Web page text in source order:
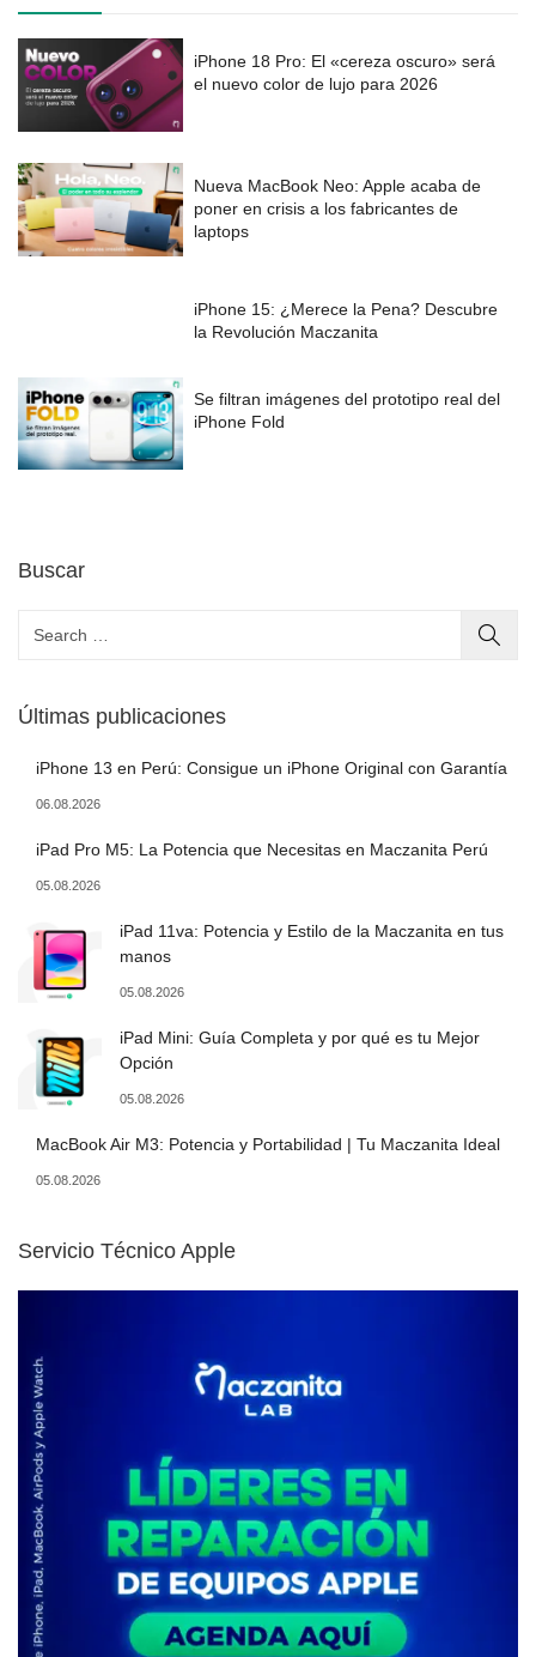
iPhone 18 Pro: El «cereza oscuro» será
el nuevo color de lujo para 2026
Nueva MacBook Neo: Apple acaba de
poner en crisis a los fabricantes de
laptops
iPhone 15: ¿Merece la Pena? Descubre
la Revolución Maczanita
Se filtran imágenes del prototipo real del
iPhone Fold
Buscar
Últimas publicaciones
iPhone 13 en Perú: Consigue un iPhone Original con Garantía
06.08.2026
iPad Pro M5: La Potencia que Necesitas en Maczanita Perú
05.08.2026
iPad 11va: Potencia y Estilo de la Maczanita en tus
manos
05.08.2026
iPad Mini: Guía Completa y por qué es tu Mejor
Opción
05.08.2026
MacBook Air M3: Potencia y Portabilidad | Tu Maczanita Ideal
05.08.2026
Servicio Técnico Apple